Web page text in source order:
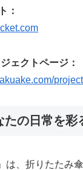
：
ェクトページ：
たの日常を彩
は、折りたたみ